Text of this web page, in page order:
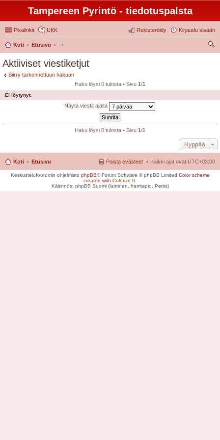
Tampereen Pyrintö - tiedotuspalsta
Pikalinkit UKK Kirjaudu sisään
Rekisteröidy
Koti
Etusivu
Aktiiviset viestiketjut
Siirry tarkennettuun hakuun
Haku löysi 0 tulosta • Sivu 1/1
Ei löytynyt.
Näytä viestit ajalta
Haku löysi 0 tulosta • Sivu 1/1
Hyppää
Koti Etusivu Kaikki ajat ovat UTC+03:00
Poista evästeet
Keskustelufoorumin ohjelmisto phpBB® Forum Software © phpBB Limited Color scheme
created with Colorize It
Käännös: phpBB Suomi (lurttinen, harritapio, Pettis)